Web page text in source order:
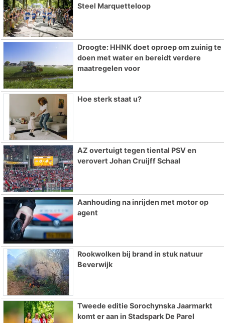
Steel Marquetteloop
Droogte: HHNK doet oproep om zuinig te
doen met water en bereidt verdere
maatregelen voor
Hoe sterk staat u?
AZ overtuigt tegen tiental PSV en
verovert Johan Cruijff Schaal
Aanhouding na inrijden met motor op
agent
Rookwolken bij brand in stuk natuur
Beverwijk
Tweede editie Sorochynska Jaarmarkt
komt er aan in Stadspark De Parel